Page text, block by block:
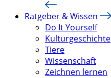
Ratgeber & Wissen
Do It Yourself
Kulturgeschichte
Tiere
Wissenschaft
Zeichnen lernen